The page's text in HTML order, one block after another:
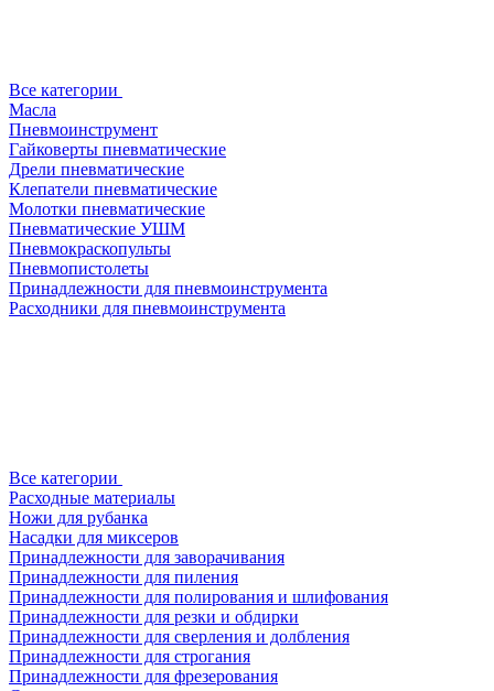
Все категории
Масла
Пневмоинструмент
Гайковерты пневматические
Дрели пневматические
Клепатели пневматические
Молотки пневматические
Пневматические УШМ
Пневмокраскопульты
Пневмопистолеты
Принадлежности для пневмоинструмента
Расходники для пневмоинструмента
Все категории
Расходные материалы
Ножи для рубанка
Насадки для миксеров
Принадлежности для заворачивания
Принадлежности для пиления
Принадлежности для полирования и шлифования
Принадлежности для резки и обдирки
Принадлежности для сверления и долбления
Принадлежности для строгания
Принадлежности для фрезерования